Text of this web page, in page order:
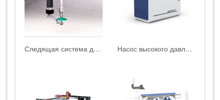
Следящая система для контроля высоты во время резки ‌Насос высокого давления серии B